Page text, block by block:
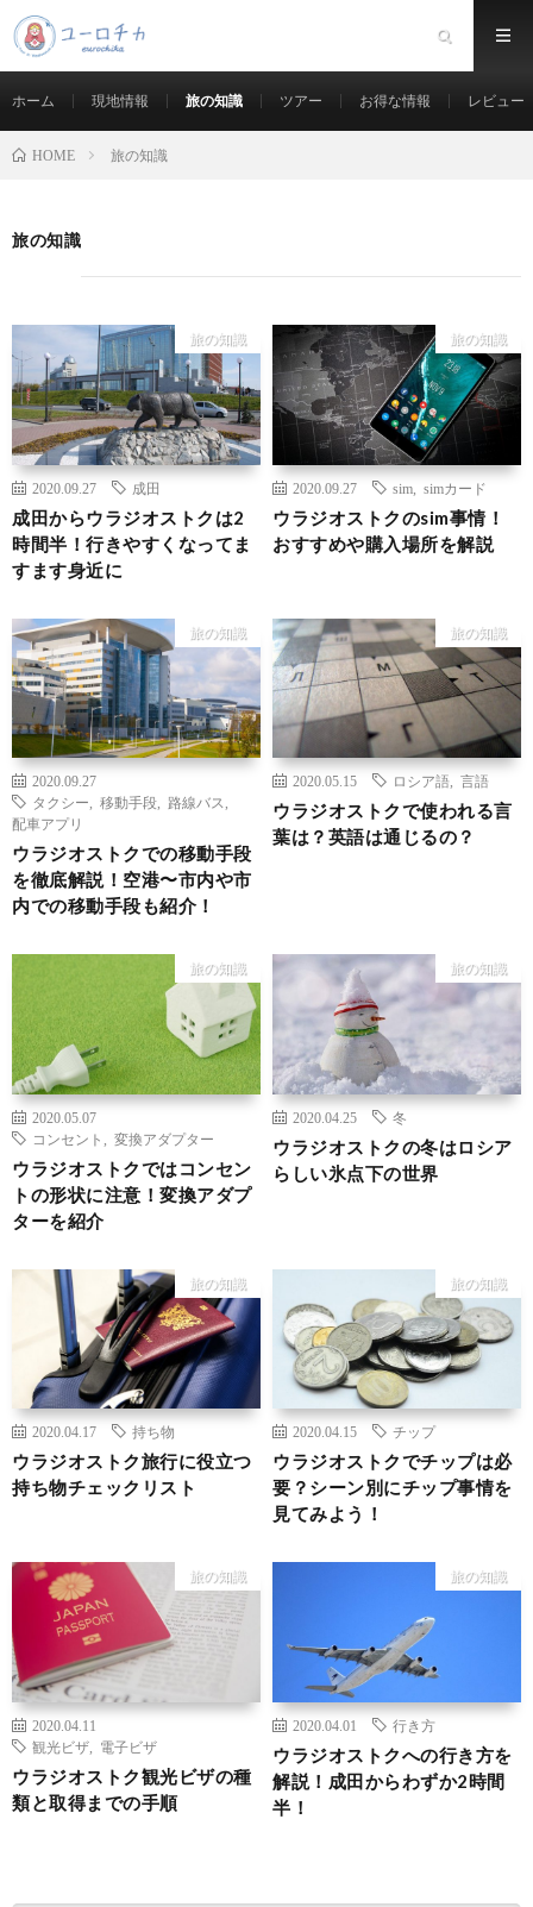
ホーム 現地情報 旅の知識 ツアー お得な情報 レビュー
HOME 旅の知識
旅の知識
旅の知識
2020.09.27 成田
成田からウラジオストクは2
時間半！行きやすくなってま
すます身近に
旅の知識
2020.09.27 sim simカード
ウラジオストクのsim事情！
おすすめや購入場所を解説
旅の知識
2020.09.27
タクシー
移動手段 路線バス
配車アプリ
ウラジオストクでの移動手段
を徹底解説！空港〜市内や市
内での移動手段も紹介！
旅の知識
2020.05.15 ロシア語 言語
ウラジオストクで使われる言
葉は？英語は通じるの？
旅の知識
2020.05.07
コンセント
変換アダプター
ウラジオストクではコンセン
トの形状に注意！変換アダプ
ターを紹介
旅の知識
2020.04.25 冬
ウラジオストクの冬はロシア
らしい氷点下の世界
旅の知識
2020.04.17 持ち物
ウラジオストク旅行に役立つ
持ち物チェックリスト
旅の知識
2020.04.15 チップ
ウラジオストクでチップは必
要？シーン別にチップ事情を
見てみよう！
旅の知識
2020.04.11
観光ビザ
電子ビザ
ウラジオストク観光ビザの種
類と取得までの手順
旅の知識
2020.04.01 行き方
ウラジオストクへの行き方を
解説！成田からわずか2時間
半！